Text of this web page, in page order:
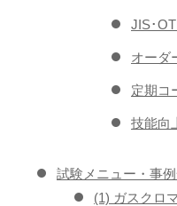
JIS･
オーダ
定期コ
技能向
試験メニュー・事
(1) ガスクロ